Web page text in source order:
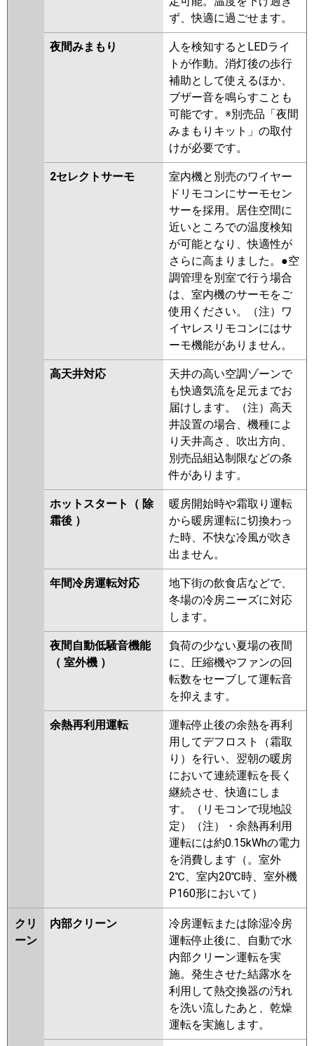
ず、快適に過ごせます。
夜間みまもり
人を検知するとLEDライ
トが作動。消灯後の歩行
補助として使えるほか、
ブザー音を鳴らすことも
可能です。※別売品「夜間
みまもりキット」の取付
けが必要です。
2セレクトサーモ
室内機と別売のワイヤー
ドリモコンにサーモセン
サーを採用。居住空間に
近いところでの温度検知
が可能となり、快適性が
さらに高まりました。●空
調管理を別室で行う場合
は、室内機のサーモをご
使用ください。（注）ワ
イヤレスリモコンにはサ
ーモ機能がありません。
高天井対応
天井の高い空調ゾーンで
も快適気流を足元までお
届けします。（注）高天
井設置の場合、機種によ
り天井高さ、吹出方向、
別売品組込制限などの条
件があります。
ホットスタート（ 除
霜後 ）
暖房開始時や霜取り運転
から暖房運転に切換わっ
た時、不快な冷風が吹き
出ません。
年間冷房運転対応
地下街の飲食店などで、
冬場の冷房ニーズに対応
します。
夜間自動低騒音機能
（ 室外機 ）
負荷の少ない夏場の夜間
に、圧縮機やファンの回
転数をセーブして運転音
を抑えます。
余熱再利用運転
運転停止後の余熱を再利
用してデフロスト（霜取
り）を行い、翌朝の暖房
において連続運転を長く
継続させ、快適にしま
す。（リモコンで現地設
定）（注）・余熱再利用
運転には約0.15kWhの電力
を消費します（。室外
2℃、室内20℃時、室外機
P160形において）
クリ
ーン
内部クリーン
冷房運転または除湿冷房
運転停止後に、自動で水
内部クリーン運転を実
施。発生させた結露水を
利用して熱交換器の汚れ
を洗い流したあと、乾燥
運転を実施します。